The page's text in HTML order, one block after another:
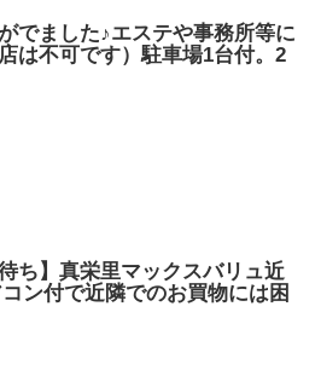
でました♪エステや事務所等に
は不可です）駐車場1台付。2
ち】真栄里マックスバリュ近
ン付で近隣でのお買物には困